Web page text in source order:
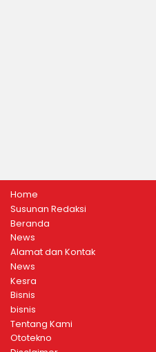
Home
Susunan Redaksi
Beranda
News
Alamat dan Kontak
News
Kesra
Bisnis
bisnis
Tentang Kami
Ototekno